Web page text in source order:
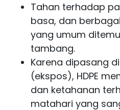
Tahan terhadap
basa, dan
yang umum
tambang.
Karena dipasang
(ekspos), HDPE
dan ketahanan
matahari yang